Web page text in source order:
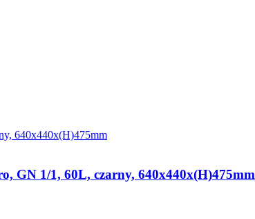
GN 1/1, 60L, czarny, 640x440x(H)475mm